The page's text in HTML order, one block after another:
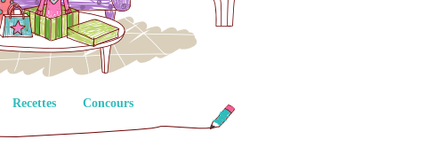
Recettes
Concours